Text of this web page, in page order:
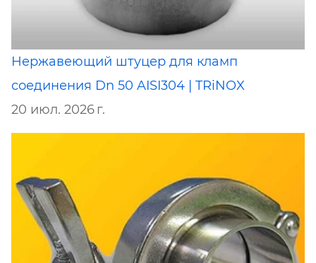
Нержавеющий штуцер для кламп
соединения Dn 50 AISI304 | TRiNOX
20 июл. 2026 г.